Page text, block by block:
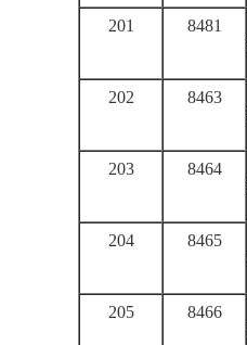
201
8481
202
8463
203
8464
204
8465
205
8466